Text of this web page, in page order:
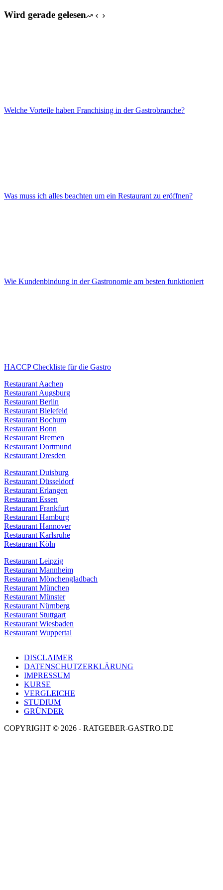
Wird gerade gelesen
Welche Vorteile haben Franchising in der Gastrobranche?
Was muss ich alles beachten um ein Restaurant zu eröffnen?
Wie Kundenbindung in der Gastronomie am besten funktioniert
HACCP Checkliste für die Gastro
Restaurant Aachen
Restaurant Augsburg
Restaurant Berlin
Restaurant Bielefeld
Restaurant Bochum
Restaurant Bonn
Restaurant Bremen
Restaurant Dortmund
Restaurant Dresden
Restaurant Duisburg
Restaurant Düsseldorf
Restaurant Erlangen
Restaurant Essen
Restaurant Frankfurt
Restaurant Hamburg
Restaurant Hannover
Restaurant Karlsruhe
Restaurant Köln
Restaurant Leipzig
Restaurant Mannheim
Restaurant Mönchengladbach
Restaurant München
Restaurant Münster
Restaurant Nürnberg
Restaurant Stuttgart
Restaurant Wiesbaden
Restaurant Wuppertal
DISCLAIMER
DATENSCHUTZERKLÄRUNG
IMPRESSUM
KURSE
VERGLEICHE
STUDIUM
GRÜNDER
COPYRIGHT © 2026 - RATGEBER-GASTRO.DE